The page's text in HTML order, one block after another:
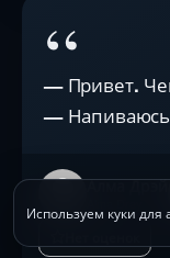
“
— Привет.
—
Алма Дрэй
Используем куки